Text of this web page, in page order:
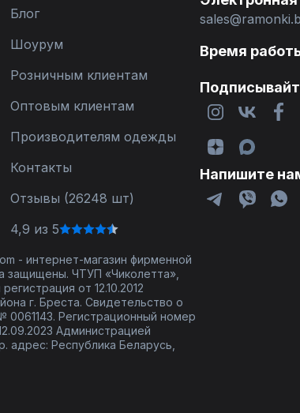
Блог
Шоурум
Розничным клиентам
Оптовым клиентам
Производителям одежды
Контакты
Отзывы (26248 шт)
4,9 из 5
Время
Напишите
- интернет-магазин фирменной
защищены. ЧТУП «Чиколетта»,
от 12.10.2012
г. Бреста. Свидетельство о
0061143. Регистрационный номер
Администрацией
адрес: Республика Беларусь,